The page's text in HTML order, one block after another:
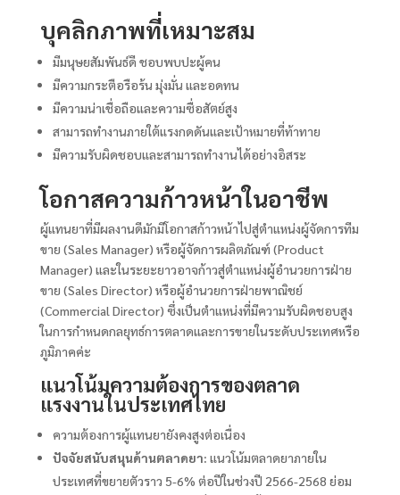
บุคลิกภาพที่เหมาะสม
มีมนุษยสัมพันธ์ดี ชอบพบปะผู้คน
มีความกระตือรือร้น มุ่งมั่น และอดทน
มีความน่าเชื่อถือและความซื่อสัตย์สูง
สามารถทำงานภายใต้แรงกดดันและเป้าหมายที่ท้าทาย
มีความรับผิดชอบและสามารถทำงานได้อย่างอิสระ
โอกาสความก้าวหน้าในอาชีพ
ผู้แทนยาที่มีผลงานดีมักมีโอกาสก้าวหน้าไปสู่ตำแหน่งผู้จัดการทีม
ขาย (Sales Manager) หรือผู้จัดการผลิตภัณฑ์ (Product
Manager) และในระยะยาวอาจก้าวสู่ตำแหน่งผู้อำนวยการฝ่าย
ขาย (Sales Director) หรือผู้อำนวยการฝ่ายพาณิชย์
(Commercial Director) ซึ่งเป็นตำแหน่งที่มีความรับผิดชอบสูง
ในการกำหนดกลยุทธ์การตลาดและการขายในระดับประเทศหรือ
ภูมิภาคค่ะ
แนวโน้มความต้องการของตลาด
แรงงานในประเทศไทย
ความต้องการผู้แทนยายังคงสูงต่อเนื่อง
ปัจจัยสนับสนุนด้านตลาดยา: แนวโน้มตลาดยาภายใน
ประเทศที่ขยายตัวราว 5-6% ต่อปีในช่วงปี 2566-2568 ย่อม